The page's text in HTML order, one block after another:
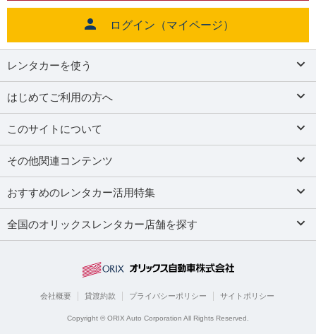
ログイン（マイページ）
レンタカーを使う
はじめてご利用の方へ
このサイトについて
その他関連コンテンツ
おすすめのレンタカー活用特集
全国のオリックスレンタカー店舗を探す
会社概要 貸渡約款 プライバシーポリシー サイトポリシー
Copyright © ORIX Auto Corporation All Rights Reserved.